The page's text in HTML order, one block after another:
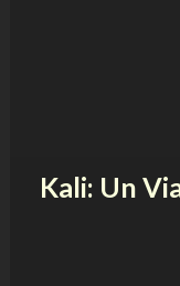
Kali: Un